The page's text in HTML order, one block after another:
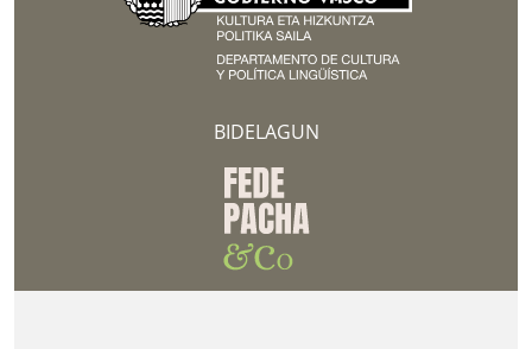
BIDELAGUN